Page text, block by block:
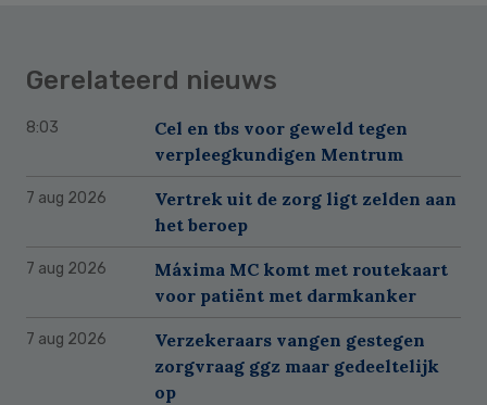
Gerelateerd nieuws
8:03
Cel en tbs voor geweld tegen
verpleegkundigen Mentrum
7 aug 2026
Vertrek uit de zorg ligt zelden aan
het beroep
7 aug 2026
Máxima MC komt met routekaart
voor patiënt met darmkanker
7 aug 2026
Verzekeraars vangen gestegen
zorgvraag ggz maar gedeeltelijk
op